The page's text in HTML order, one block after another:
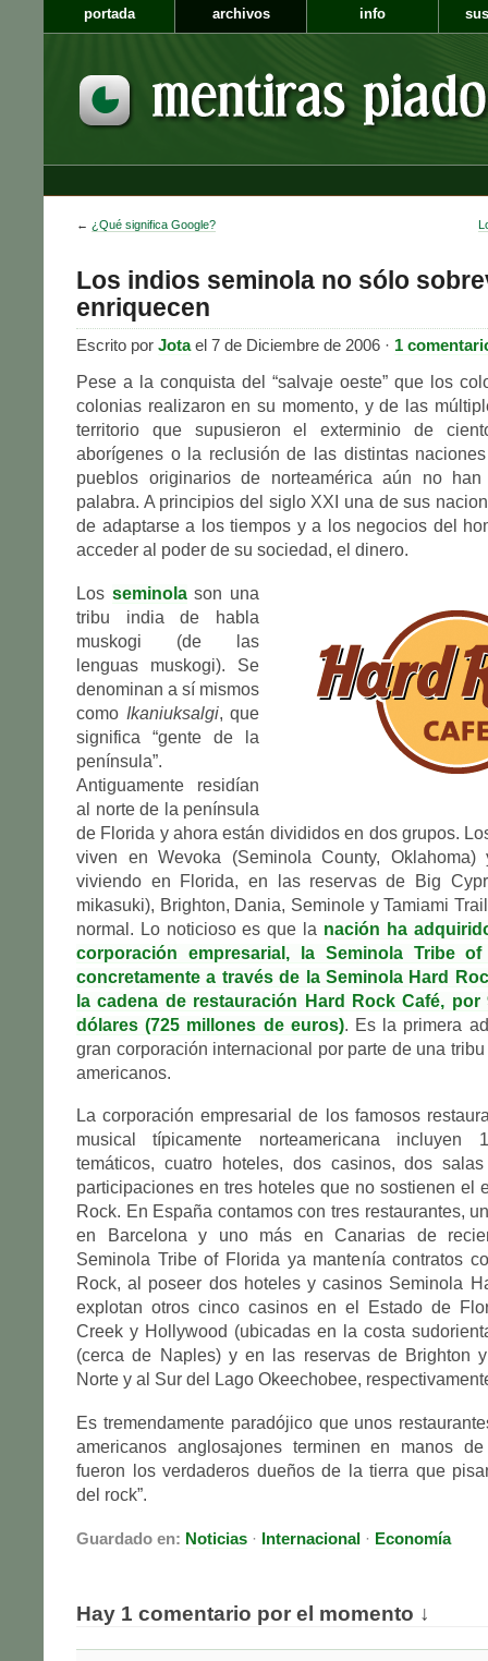
portada archivos info
← ¿Qué significa Google?
Los indios seminola no sólo
enriquecen
Escrito por Jotael 7 de Diciembre de 2006 · 1
Pese a la conquista del “salvaje oeste” que los
colonias realizaron en su momento, y de las
territorio que supusieron el exterminio de
aborígenes o la reclusión de las distintas
pueblos originarios de norteamérica aún no
palabra. A principios del siglo XXI una de sus
de adaptarse a los tiempos y a los negocios del
acceder al poder de su sociedad, el dinero.
Los seminolason una
tribu india de habla
muskogi (de las
lenguas muskogi). Se
denominan a sí mismos
como Ikaniuksalgi, que
significa “gente de la
península”.
Antiguamente residían
al norte de la península
de Florida y ahora están divididos en dos grupos.
viven en Wevoka (Seminola County,
viviendo en Florida, en las reservas de Big
mikasuki), Brighton, Dania, Seminole y Tamiami
normal. Lo noticioso es que la nación ha
corporación empresarial, la Seminola Tribe
concretamente a través de la Seminola Hard
la cadena de restauración Hard Rock Café, por
dólares (725 millones de euros). Es la primera
gran corporación internacional por parte de una
americanos.
La corporación empresarial de los famosos
musical típicamente norteamericana incluyen
temáticos, cuatro hoteles, dos casinos, dos
participaciones en tres hoteles que no sostienen el
Rock. En España contamos con tres restaurantes,
en Barcelona y uno más en Canarias de
Seminola Tribe of Florida ya mantenía contratos
Rock, al poseer dos hoteles y casinos Seminola
explotan otros cinco casinos en el Estado de
Creek y Hollywood (ubicadas en la costa
(cerca de Naples) y en las reservas de Brighton
Norte y al Sur del Lago Okeechobee,
Es tremendamente paradójico que unos
americanos anglosajones terminen en manos
fueron los verdaderos dueños de la tierra que
del rock”.
Guardado en: Noticias · Internacional · Economía
Hay 1 comentario por el momento ↓